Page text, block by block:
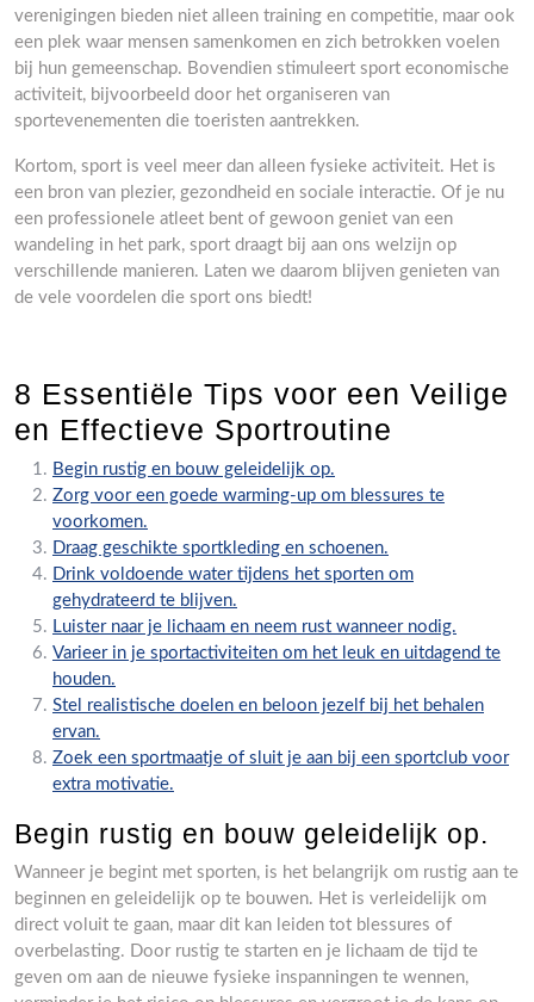
verenigingen bieden niet alleen training en competitie, maar ook
een plek waar mensen samenkomen en zich betrokken voelen
bij hun gemeenschap. Bovendien stimuleert sport economische
activiteit, bijvoorbeeld door het organiseren van
sportevenementen die toeristen aantrekken.
Kortom, sport is veel meer dan alleen fysieke activiteit. Het is
een bron van plezier, gezondheid en sociale interactie. Of je nu
een professionele atleet bent of gewoon geniet van een
wandeling in het park, sport draagt bij aan ons welzijn op
verschillende manieren. Laten we daarom blijven genieten van
de vele voordelen die sport ons biedt!
8 Essentiële Tips voor een Veilige
en Effectieve Sportroutine
Begin rustig en bouw geleidelijk op.
Zorg voor een goede warming-up om blessures te
voorkomen.
Draag geschikte sportkleding en schoenen.
Drink voldoende water tijdens het sporten om
gehydrateerd te blijven.
Luister naar je lichaam en neem rust wanneer nodig.
Varieer in je sportactiviteiten om het leuk en uitdagend te
houden.
Stel realistische doelen en beloon jezelf bij het behalen
ervan.
Zoek een sportmaatje of sluit je aan bij een sportclub voor
extra motivatie.
Begin rustig en bouw geleidelijk op.
Wanneer je begint met sporten, is het belangrijk om rustig aan te
beginnen en geleidelijk op te bouwen. Het is verleidelijk om
direct voluit te gaan, maar dit kan leiden tot blessures of
overbelasting. Door rustig te starten en je lichaam de tijd te
geven om aan de nieuwe fysieke inspanningen te wennen,